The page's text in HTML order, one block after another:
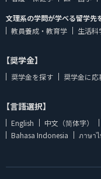
文理系の学問が学べる留学先
教員養成・教育学
生活科
【奨学金】
奨学金を探す 奨学金に応
【言語選択】
English 中文（简体字）
Bahasa Indonesia
ภาษา